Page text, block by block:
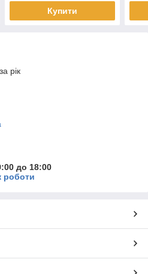
Купити
рік
до 18:00
роботи